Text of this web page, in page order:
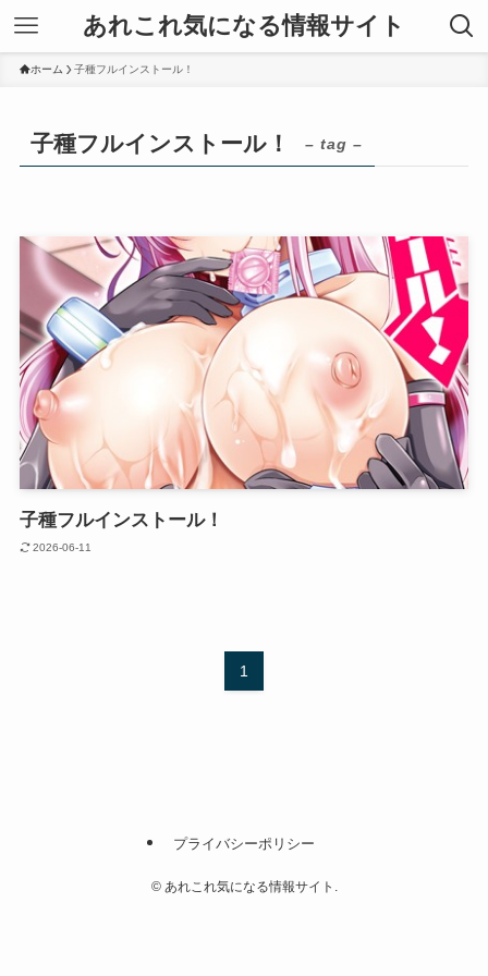
あれこれ気になる情報サイト
ホーム 子種フルインストール！
子種フルインストール！ – tag –
子種フルインストール！
2026-06-11
1
プライバシーポリシー
©あれこれ気になる情報サイト.